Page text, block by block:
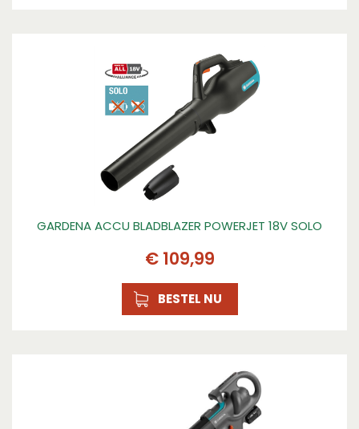
GARDENA ACCU BLADBLAZER POWERJET 18V SOLO
€ 109,99
BESTEL NU